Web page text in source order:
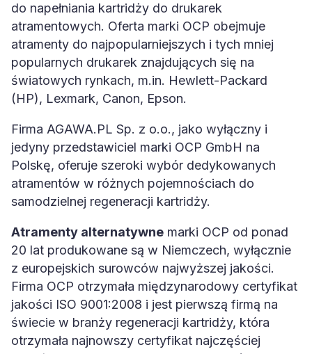
do napełniania kartridży do drukarek
atramentowych. Oferta marki OCP obejmuje
atramenty do najpopularniejszych i tych mniej
popularnych drukarek znajdujących się na
światowych rynkach, m.in. Hewlett-Packard
(HP), Lexmark, Canon, Epson.
Firma AGAWA.PL Sp. z o.o., jako wyłączny i
jedyny przedstawiciel marki OCP GmbH na
Polskę, oferuje szeroki wybór dedykowanych
atramentów w różnych pojemnościach do
samodzielnej regeneracji kartridży.
Atramenty alternatywne marki OCP od ponad
20 lat produkowane są w Niemczech, wyłącznie
z europejskich surowców najwyższej jakości.
Firma OCP otrzymała międzynarodowy certyfikat
jakości ISO 9001:2008 i jest pierwszą firmą na
świecie w branży regeneracji kartridży, która
otrzymała najnowszy certyfikat najczęściej